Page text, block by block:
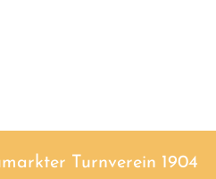
Turnverein 1904